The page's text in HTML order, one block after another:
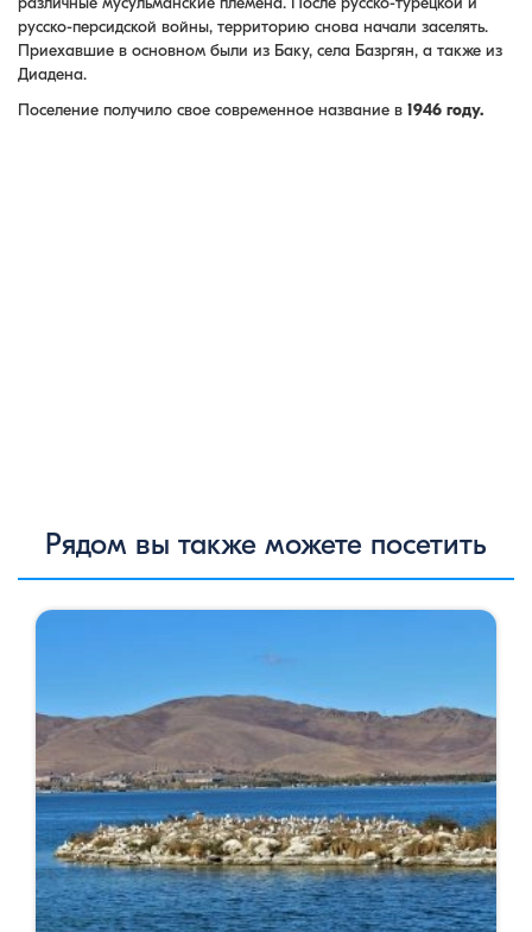
русско-персидской войны, территорию снова начали заселять.
Приехавшие в основном были из Баку, села Базргян, а также из
Диадена.
Поселение получило свое современное название в 1946 году.
Рядом вы также можете посетить